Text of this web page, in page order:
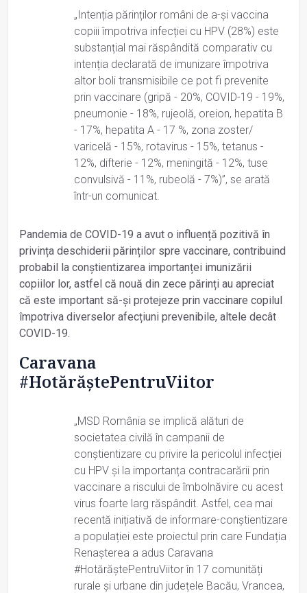
„Intenția părinților români de a-și vaccina
copiii împotriva infecției cu HPV (28%) este
substanțial mai răspândită comparativ cu
intenția declarată de imunizare împotriva
altor boli transmisibile ce pot fi prevenite
prin vaccinare (gripă - 20%, COVID-19 - 19%,
pneumonie - 18%, rujeolă, oreion, hepatita B
- 17%, hepatita A - 17 %, zona zoster/
varicelă - 15%, rotavirus - 15%, tetanus -
12%, difterie - 12%, meningită - 12%, tuse
convulsivă - 11%, rubeolă - 7%)”, se arată
într-un comunicat.
Pandemia de COVID-19 a avut o influență pozitivă în
privința deschiderii părinților spre vaccinare, contribuind
probabil la conștientizarea importanței imunizării
copiilor lor, astfel că nouă din zece părinți au apreciat
că este important să-și protejeze prin vaccinare copilul
împotriva diverselor afecțiuni prevenibile, altele decât
COVID-19.
Caravana
#HotărăștePentruViitor
„MSD România se implică alături de
societatea civilă în campanii de
conștientizare cu privire la pericolul infecției
cu HPV și la importanța contracarării prin
vaccinare a riscului de îmbolnăvire cu acest
virus foarte larg răspândit. Astfel, cea mai
recentă inițiativă de informare-conștientizare
a populației este proiectul prin care Fundația
Renașterea a adus Caravana
#HotărăștePentruViitor în 17 comunități
rurale și urbane din județele Bacău, Vrancea,